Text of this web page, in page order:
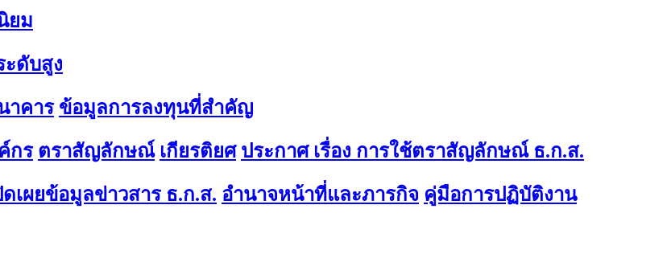
ยม
ะดับสูง
าคาร ข้อมูลการลงทุนที่สำคัญ
กร ตราสัญลักษณ์ เกียรติยศ ประกาศ เรื่อง การใช้ตราสัญลักษณ์ ธ.ก.ส.
เผยข้อมูลข่าวสาร ธ.ก.ส. อำนาจหน้าที่และภารกิจ คู่มือการปฏิบัติงาน